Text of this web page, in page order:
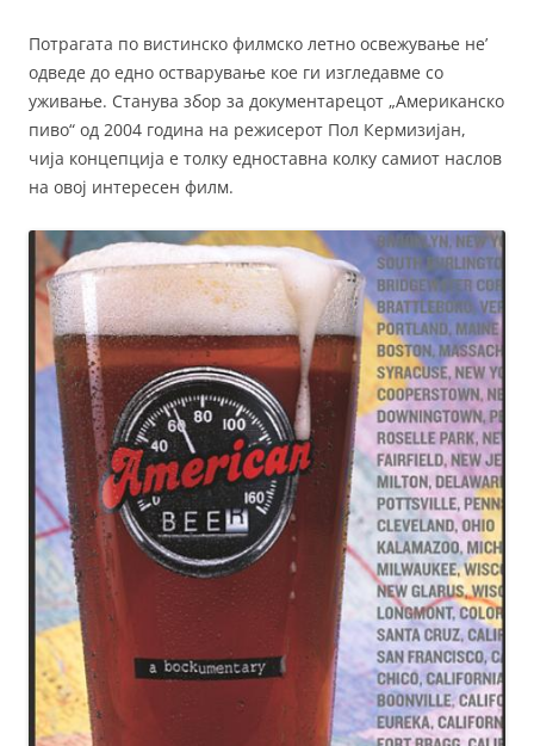
Потрагата по вистинско филмско летно освежување не’
одведе до едно остварување кое ги изгледавме со
уживање. Станува збор за документарецот „Американско
пиво“ од 2004 година на режисерот Пол Кермизијан,
чија концепција е толку едноставна колку самиот наслов
на овој интересен филм.